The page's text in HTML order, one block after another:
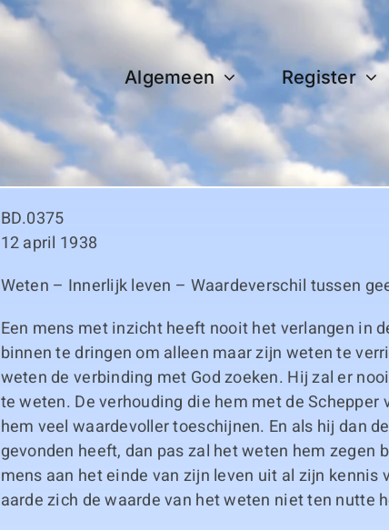
Algemeen Register
BD.0375
12 april 1938
Weten – Innerlijk leven – Waardeverschil tussen
Een mens met inzicht heeft nooit het verlangen in
binnen te dringen om alleen maar zijn weten te
weten de verbinding met God zoeken. Hij zal er
te weten. De verhouding die hem met de Schepper
hem veel waardevoller toeschijnen. En als hij dan
gevonden heeft, dan pas zal het weten hem zegen
mens aan het einde van zijn leven uit al zijn kennis
aarde zich de waarde van het weten niet ten nutte